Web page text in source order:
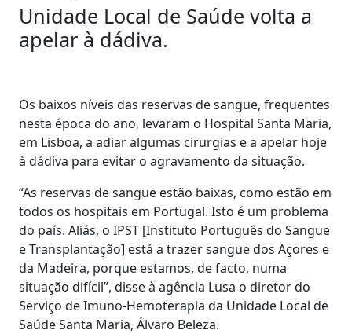
Unidade Local de Saúde volta a
apelar à dádiva.
Os baixos níveis das reservas de sangue, frequentes
nesta época do ano, levaram o Hospital Santa Maria,
em Lisboa, a adiar algumas cirurgias e a apelar hoje
à dádiva para evitar o agravamento da situação.
“As reservas de sangue estão baixas, como estão em
todos os hospitais em Portugal. Isto é um problema
do país. Aliás, o IPST [Instituto Português do Sangue
e Transplantação] está a trazer sangue dos Açores e
da Madeira, porque estamos, de facto, numa
situação difícil”, disse à agência Lusa o diretor do
Serviço de Imuno-Hemoterapia da Unidade Local de
Saúde Santa Maria, Álvaro Beleza.